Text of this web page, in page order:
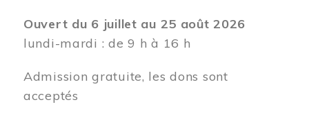
Ouvert du 6 juillet au 25 août 2026
lundi-mardi : de 9 h à 16 h
Admission gratuite, les dons sont
acceptés